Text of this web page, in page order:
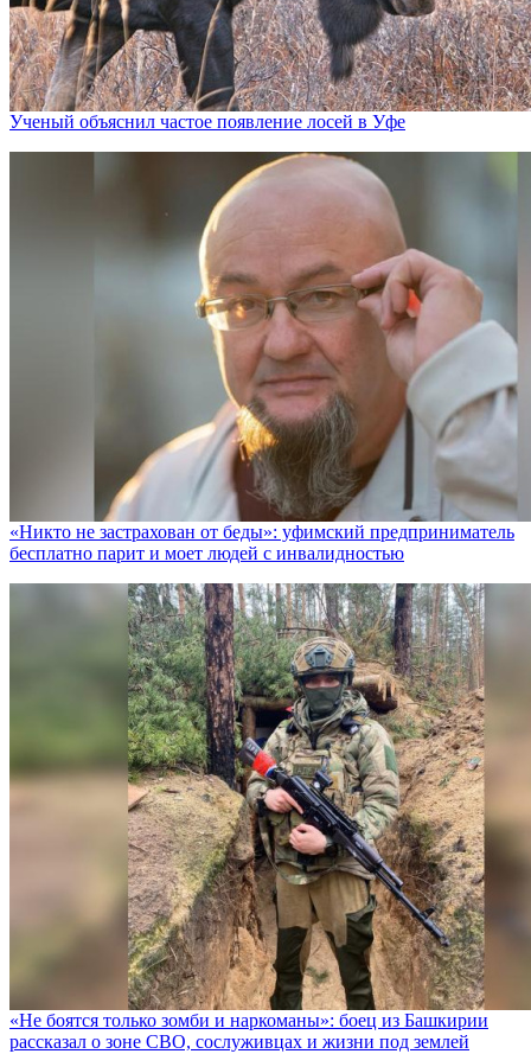
Ученый объяснил частое появление лосей в Уфе
«Никто не заcтрахован от беды»: уфимский предприниматель
бесплатно парит и моет людей с инвалидностью
«Не боятся только зомби и наркоманы»: боец из Башкирии
рассказал о зоне СВО, сослуживцах и жизни под землей